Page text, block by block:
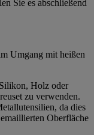
Sie es abschließend
Umgang mit heißen
Holz oder
zu verwenden.
da dies
Oberfläche